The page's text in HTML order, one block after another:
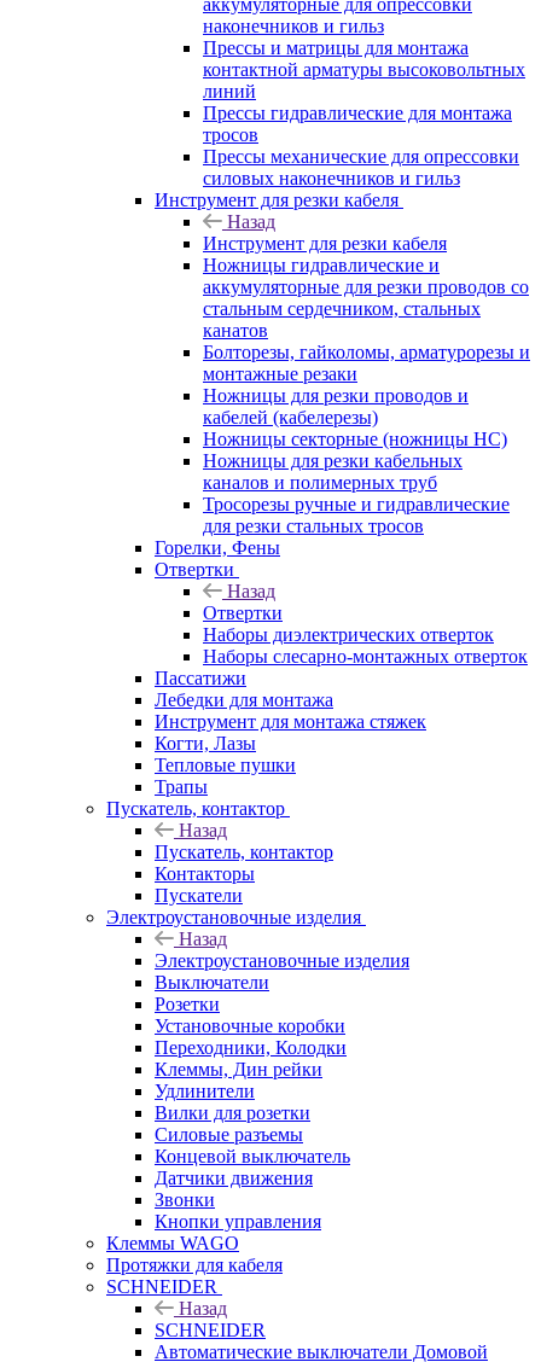
аккумуляторные для опрессовки
наконечников и гильз
Прессы и матрицы для монтажа
контактной арматуры высоковольтных
линий
Прессы гидравлические для монтажа
тросов
Прессы механические для опрессовки
силовых наконечников и гильз
Инструмент для резки кабеля
Назад
Инструмент для резки кабеля
Ножницы гидравлические и
аккумуляторные для резки проводов со
стальным сердечником, стальных
канатов
Болторезы, гайколомы, арматурорезы и
монтажные резаки
Ножницы для резки проводов и
кабелей (кабелерезы)
Ножницы секторные (ножницы НС)
Ножницы для резки кабельных
каналов и полимерных труб
Тросорезы ручные и гидравлические
для резки стальных тросов
Горелки, Фены
Отвертки
Назад
Отвертки
Наборы диэлектрических отверток
Наборы слесарно-монтажных отверток
Пассатижи
Лебедки для монтажа
Инструмент для монтажа стяжек
Когти, Лазы
Тепловые пушки
Трапы
Пускатель, контактор
Назад
Пускатель, контактор
Контакторы
Пускатели
Электроустановочные изделия
Назад
Электроустановочные изделия
Выключатели
Розетки
Установочные коробки
Переходники, Колодки
Клеммы, Дин рейки
Удлинители
Вилки для розетки
Силовые разъемы
Концевой выключатель
Датчики движения
Звонки
Кнопки управления
Клеммы WAGO
Протяжки для кабеля
SCHNEIDER
Назад
SCHNEIDER
Автоматические выключатели Домовой